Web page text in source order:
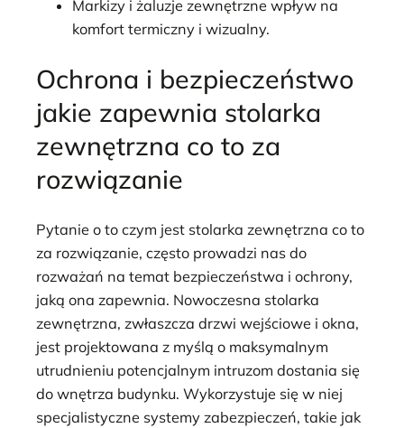
Markizy i żaluzje zewnętrzne wpływ na
komfort termiczny i wizualny.
Ochrona i bezpieczeństwo
jakie zapewnia stolarka
zewnętrzna co to za
rozwiązanie
Pytanie o to czym jest stolarka zewnętrzna co to
za rozwiązanie, często prowadzi nas do
rozważań na temat bezpieczeństwa i ochrony,
jaką ona zapewnia. Nowoczesna stolarka
zewnętrzna, zwłaszcza drzwi wejściowe i okna,
jest projektowana z myślą o maksymalnym
utrudnieniu potencjalnym intruzom dostania się
do wnętrza budynku. Wykorzystuje się w niej
specjalistyczne systemy zabezpieczeń, takie jak